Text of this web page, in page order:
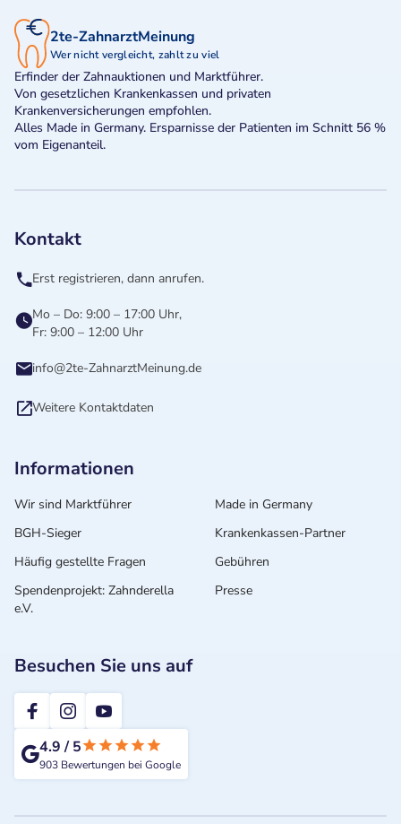
2te-ZahnarztMeinung
Wer nicht vergleicht, zahlt zu viel
Erfinder der Zahnauktionen und Marktführer.
Von gesetzlichen Krankenkassen und privaten
Krankenversicherungen empfohlen.
Alles Made in Germany. Ersparnisse der Patienten im Schnitt 56 %
vom Eigenanteil.
Kontakt
Erst registrieren, dann anrufen.
Mo – Do: 9:00 – 17:00 Uhr,
Fr: 9:00 – 12:00 Uhr
info@2te-ZahnarztMeinung.de
Weitere Kontaktdaten
Informationen
Wir sind Marktführer
Made in Germany
BGH-Sieger
Krankenkassen-Partner
Häufig gestellte Fragen
Gebühren
Spendenprojekt: Zahnderella
e.V.
Presse
Besuchen Sie uns auf
2te-ZahnarztMeinung
4.9/5
903 Bewertungen bei Google